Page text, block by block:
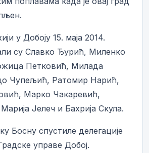
у Добоју 15. маја 2014.
су Славко Ђурић, Миленко
Петковић, Милада
Чупељић, Ратомир Нарић,
Марко Чакаревић,
Јелеч и Бахрија Скула.
Босну спустиле делегације
управе Добој.